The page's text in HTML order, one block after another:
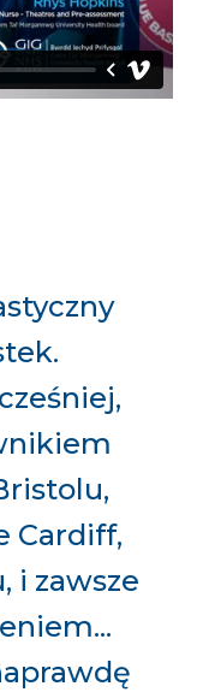
Cardiff,
i zawsze